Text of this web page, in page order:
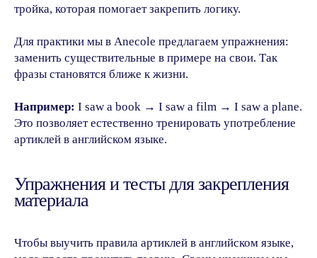
тройка, которая помогает закрепить логику.
Для практики мы в Anecole предлагаем упражнения:
заменить существительные в примере на свои. Так
фразы становятся ближе к жизни.
Например: I saw a book → I saw a film → I saw a plane.
Это позволяет естественно тренировать употребление
артиклей в английском языке.
Упражнения и тесты для закрепления
материала
Чтобы выучить правила артиклей в английском языке,